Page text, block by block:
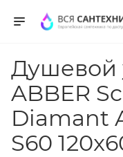
Душевой
ABBER
Diamant
S60